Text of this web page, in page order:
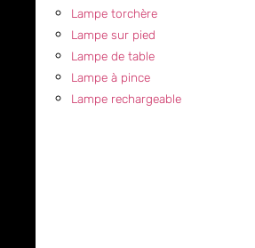
Lampe torchère
Lampe sur pied
Lampe de table
Lampe à pince
Lampe rechargeable